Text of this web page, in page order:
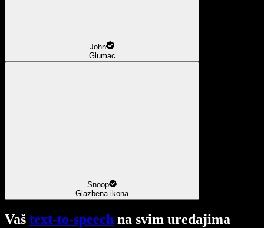
John
Glumac
Snoop
Glazbena ikona
Vaš text-to-speech na svim uređajima